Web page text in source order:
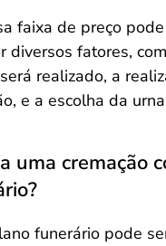
faixa de preço
diversos fatores,
realizado, a
e a escolha da
uma cremação
funerário pode